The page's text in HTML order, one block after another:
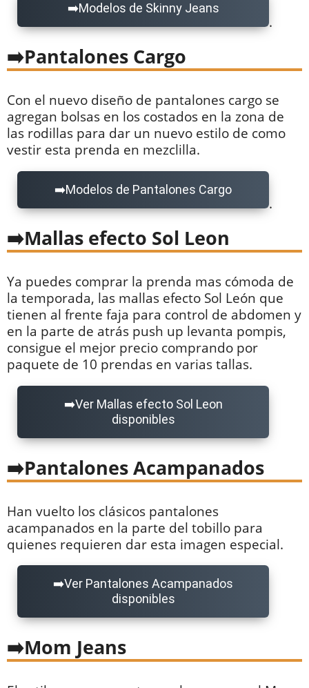
Modelos de Skinny Jeans
.
Pantalones Cargo
Con el nuevo diseño de pantalones cargo se
agregan bolsas en los costados en la zona de
las rodillas para dar un nuevo estilo de como
vestir esta prenda en mezclilla.
Modelos de Pantalones Cargo
.
Mallas efecto Sol Leon
Ya puedes comprar la prenda mas cómoda de
la temporada, las mallas efecto Sol León que
tienen al frente faja para control de abdomen y
en la parte de atrás push up levanta pompis,
consigue el mejor precio comprando por
paquete de 10 prendas en varias tallas.
Ver Mallas efecto Sol Leon
disponibles
Pantalones Acampanados
Han vuelto los clásicos pantalones
acampanados en la parte del tobillo para
quienes requieren dar esta imagen especial.
Ver Pantalones Acampanados
disponibles
Mom Jeans